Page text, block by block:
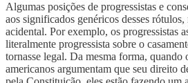
Algumas posições de progressistas e
aos significados genéricos desses rótulos,
acidental. Por exemplo, os progressistas
literalmente progressista sobre o
tornasse legal. Da mesma forma, quando
americanos argumentam que seu direito